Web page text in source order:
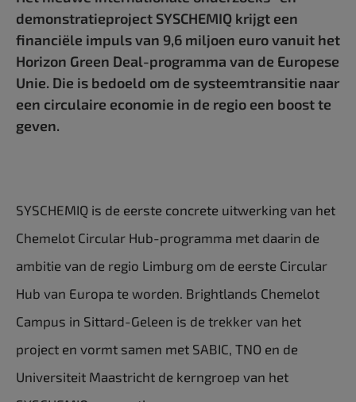
demonstratieproject SYSCHEMIQ krijgt een
financiële impuls van 9,6 miljoen euro vanuit het
Horizon Green Deal-programma van de Europese
Unie. Die is bedoeld om de systeemtransitie naar
een circulaire economie in de regio een boost te
geven.
SYSCHEMIQ is de eerste concrete uitwerking van het
Chemelot Circular Hub-programma met daarin de
ambitie van de regio Limburg om de eerste Circular
Hub van Europa te worden. Brightlands Chemelot
Campus in Sittard-Geleen is de trekker van het
project en vormt samen met SABIC, TNO en de
Universiteit Maastricht de kerngroep van het